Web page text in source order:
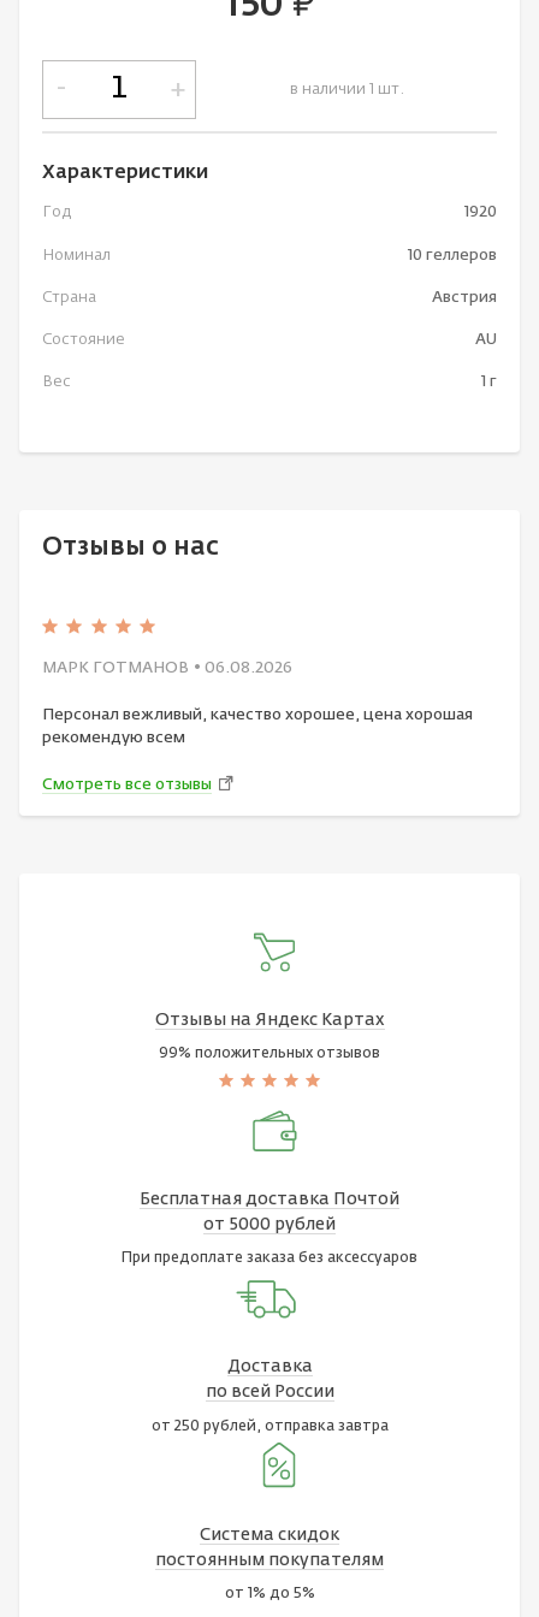
руб.
в наличии 1 шт.
- +
Характеристики
Год 1920
Номинал 10 геллеров
Страна Австрия
Состояние AU
Вес 1 г
Отзывы о нас
МАРК ГОТМАНОВ • 06.08.2026
Персонал вежливый, качество хорошее, цена хорошая
рекомендую всем
Смотреть все отзывы
Отзывы на Яндекс Картах
99% положительных отзывов
Бесплатная доставка Почтой
от 5000 рублей
При предоплате заказа без аксессуаров
Доставка
по всей России
от 250 рублей, отправка завтра
Система скидок
постоянным покупателям
от 1% до 5%